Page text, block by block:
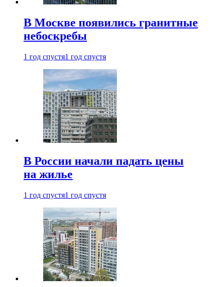
В Москве появились гранитные
небоскребы
1 год спустя1 год спустя
В России начали падать цены
на жилье
1 год спустя1 год спустя